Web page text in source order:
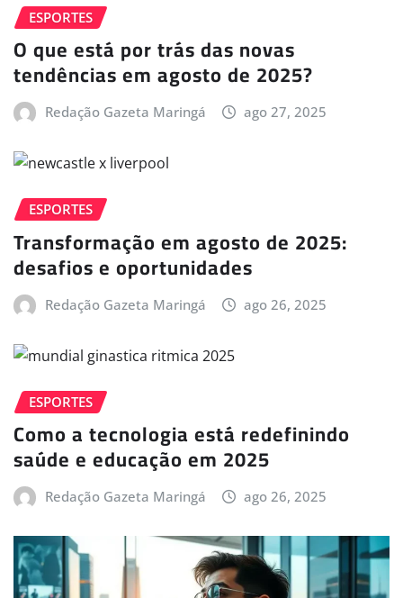
ESPORTES
O que está por trás das novas
tendências em agosto de 2025?
Redação Gazeta Maringá ago 27, 2025
ESPORTES
Transformação em agosto de 2025:
desafios e oportunidades
Redação Gazeta Maringá ago 26, 2025
ESPORTES
Como a tecnologia está redefinindo
saúde e educação em 2025
Redação Gazeta Maringá ago 26, 2025